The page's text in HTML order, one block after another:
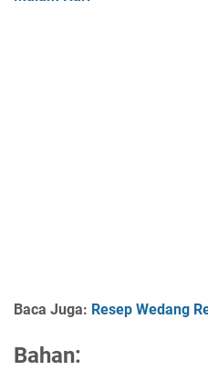
Baca Juga : Resep Wedang
Bahan: